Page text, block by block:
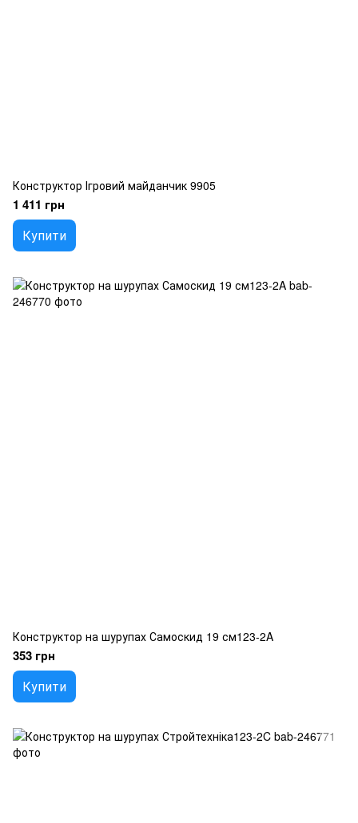
Конструктор Ігровий майданчик 9905
1 411 грн
Купити
Конструктор на шурупах Самоскид 19 см123-2A
353 грн
Купити